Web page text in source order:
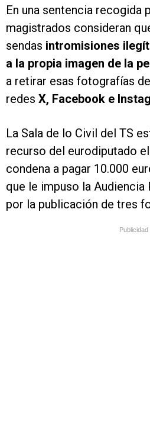
En una sentencia recogida
magistrados consideran
sendas intromisiones
a la propia imagen de la
a retirar esas fotografías
redes X, Facebook e
La Sala de lo Civil del TS
recurso del eurodiputado
condena a pagar 10.000
que le impuso la
por la publicación de tres
Publicidad